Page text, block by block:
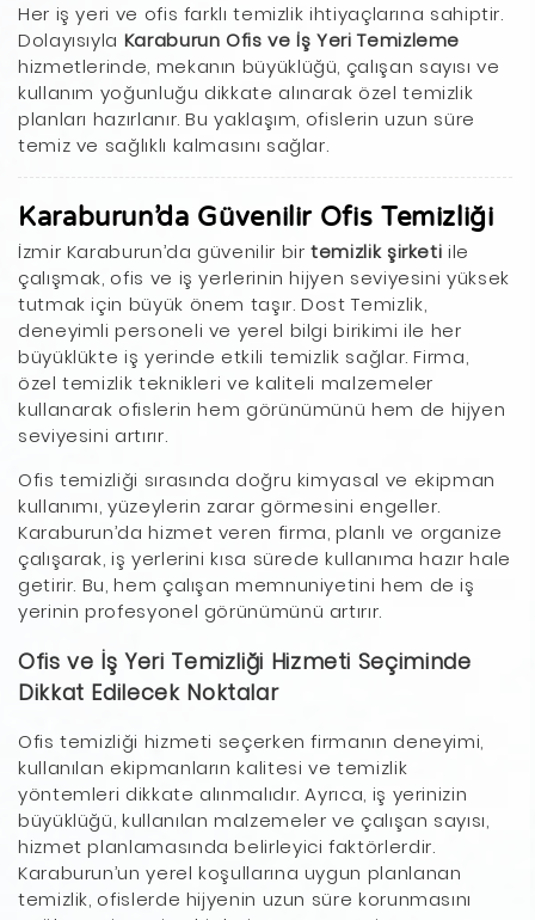
Her iş yeri ve ofis farklı temizlik ihtiyaçlarına sahiptir.
Dolayısıyla Karaburun Ofis ve İş Yeri Temizleme
hizmetlerinde, mekanın büyüklüğü, çalışan sayısı ve
kullanım yoğunluğu dikkate alınarak özel temizlik
planları hazırlanır. Bu yaklaşım, ofislerin uzun süre
temiz ve sağlıklı kalmasını sağlar.
Karaburun’da Güvenilir Ofis Temizliği
İzmir Karaburun’da güvenilir birtemizlik şirketi ile
çalışmak, ofis ve iş yerlerinin hijyen seviyesini yüksek
tutmak için büyük önem taşır. Dost Temizlik,
deneyimli personeli ve yerel bilgi birikimi ile her
büyüklükte iş yerinde etkili temizlik sağlar. Firma,
özel temizlik teknikleri ve kaliteli malzemeler
kullanarak ofislerin hem görünümünü hem de hijyen
seviyesini artırır.
Ofis temizliği sırasında doğru kimyasal ve ekipman
kullanımı, yüzeylerin zarar görmesini engeller.
Karaburun’da hizmet veren firma, planlı ve organize
çalışarak, iş yerlerini kısa sürede kullanıma hazır hale
getirir. Bu, hem çalışan memnuniyetini hem de iş
yerinin profesyonel görünümünü artırır.
Ofis ve İş Yeri Temizliği Hizmeti Seçiminde
Dikkat Edilecek Noktalar
Ofis temizliği hizmeti seçerken firmanın deneyimi,
kullanılan ekipmanların kalitesi ve temizlik
yöntemleri dikkate alınmalıdır. Ayrıca, iş yerinizin
büyüklüğü, kullanılan malzemeler ve çalışan sayısı,
hizmet planlamasında belirleyici faktörlerdir.
Karaburun’un yerel koşullarına uygun planlanan
temizlik, ofislerde hijyenin uzun süre korunmasını